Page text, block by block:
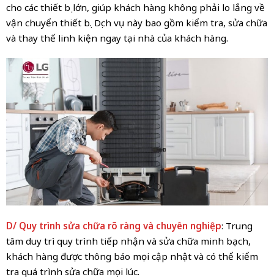
cho các thiết bị lớn, giúp khách hàng không phải lo lắng về
vận chuyển thiết bị. Dịch vụ này bao gồm kiểm tra, sửa chữa
và thay thế linh kiện ngay tại nhà của khách hàng.
D/ Quy trình sửa chữa rõ ràng và chuyên nghiệp: Trung
tâm duy trì quy trình tiếp nhận và sửa chữa minh bạch,
khách hàng được thông báo mọi cập nhật và có thể kiểm
tra quá trình sửa chữa mọi lúc.